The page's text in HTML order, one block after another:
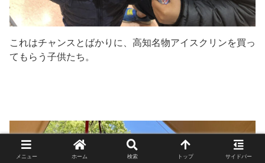
これはチャンスとばかりに、高知名物アイスクリンを買っ
てもらう子供たち。
メニュー ホーム 検索 トップ サイドバー